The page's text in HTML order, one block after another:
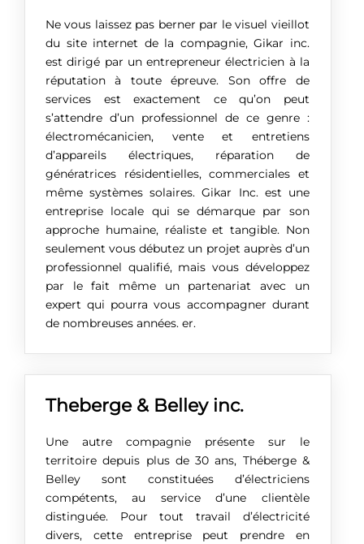
Ne vous laissez pas berner par le visuel vieillot
du site internet de la compagnie, Gikar inc.
est dirigé par un entrepreneur électricien à la
réputation à toute épreuve. Son offre de
services est exactement ce qu’on peut
s’attendre d’un professionnel de ce genre :
électromécanicien, vente et entretiens
d’appareils électriques, réparation de
génératrices résidentielles, commerciales et
même systèmes solaires. Gikar Inc. est une
entreprise locale qui se démarque par son
approche humaine, réaliste et tangible. Non
seulement vous débutez un projet auprès d’un
professionnel qualifié, mais vous développez
par le fait même un partenariat avec un
expert qui pourra vous accompagner durant
de nombreuses années. er.
Theberge & Belley inc.
Une autre compagnie présente sur le
territoire depuis plus de 30 ans, Théberge &
Belley sont constituées d’électriciens
compétents, au service d’une clientèle
distinguée. Pour tout travail d’électricité
divers, cette entreprise peut prendre en